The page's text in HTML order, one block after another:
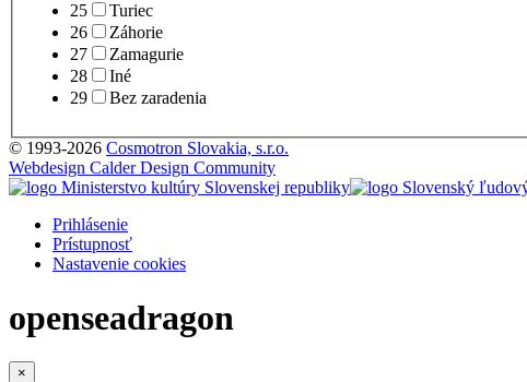
25
Turiec
26
Záhorie
27
Zamagurie
28
Iné
29
Bez zaradenia
© 1993-2026 Cosmotron Slovakia, s.r.o.
Webdesign Calder Design Community
Prihlásenie
Prístupnosť
Nastavenie cookies
openseadragon
×